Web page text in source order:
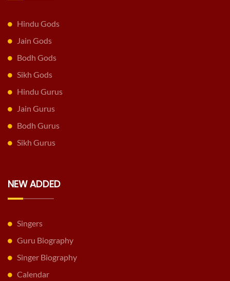
Hindu Gods
Jain Gods
Bodh Gods
Sikh Gods
Hindu Gurus
Jain Gurus
Bodh Gurus
Sikh Gurus
NEW ADDED
Singers
Guru Biography
Singer Biography
Calendar